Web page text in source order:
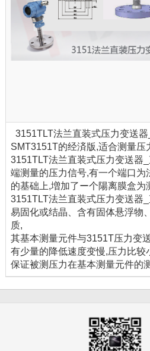
3151TLT法兰直装式压力变送
SMT3151T的经済版,适合测量压
3151TLT法兰直装式压力变送器
端测量的压力信号,有一个端口
的基础上,増加了ー个陽离膜盒为
3151TLT法兰直装式压力变送器
易固化或结晶、含有固体悬浮物
质,
其基本测量元件与3151T压力变
有少量的降低速度变慢,压力比较
保证被测压力在基本测量元件的